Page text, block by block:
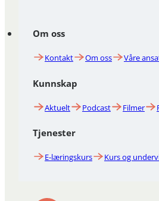
Om oss
Kontakt Om oss Våre
Kunnskap
Aktuelt Podcast Filmer
Tjenester
E-læringskurs Kurs og